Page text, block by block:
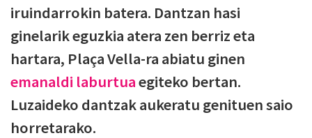
iruindarrokin batera. Dantzan hasi
ginelarik eguzkia atera zen berriz eta
hartara, Plaça Vella-ra abiatu ginen
emanaldi laburtuaegiteko bertan.
Luzaideko dantzak aukeratu genituen saio
horretarako.